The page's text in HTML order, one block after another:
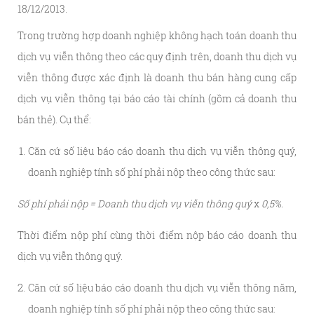
18/12/2013.
Trong trường hợp doanh nghiệp không hạch toán doanh thu
dịch vụ viễn thông theo các quy định trên, doanh thu dịch vụ
viễn thông được xác định là doanh thu bán hàng cung cấp
dịch vụ viễn thông tại báo cáo tài chính (gồm cả doanh thu
bán thẻ). Cụ thể:
Căn cứ số liệu báo cáo doanh thu dịch vụ viễn thông quý,
doanh nghiệp tính số phí phải nộp theo công thức sau:
Số phí phải nộp = Doanh thu dịch vụ viễn thông quýx 0,5%.
Thời điểm nộp phí cùng thời điểm nộp báo cáo doanh thu
dịch vụ viễn thông quý.
Căn cứ số liệu báo cáo doanh thu dịch vụ viễn thông năm,
doanh nghiệp tính số phí phải nộp theo công thức sau: